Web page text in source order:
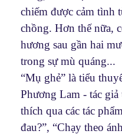
chiếm được cảm tình
chồng. Hơn thế nữa,
hương sau gần hai
trong sự mù quáng...
“Mụ ghẻ” là tiểu
Phương Lam - tác
thích qua các tác
đau?”, “Chạy theo